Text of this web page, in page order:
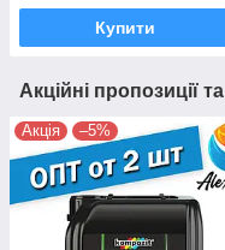
Купити
Акційні пропозиції
Акція –5%